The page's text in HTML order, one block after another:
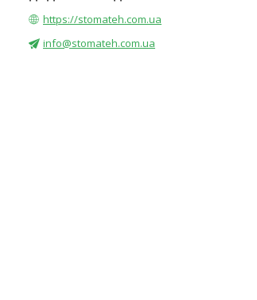
https://stomateh.com.ua
info@stomateh.com.ua